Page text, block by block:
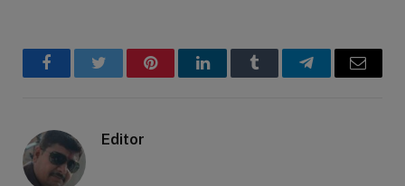
FacebookTwitter PinterestLinkedInTumblr TelegramEmail
Editor